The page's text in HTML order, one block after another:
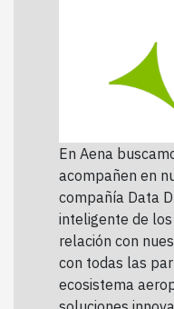
En Aena
acompañen en
compañía Data
inteligente de
relación con
con todas las
ecosistema